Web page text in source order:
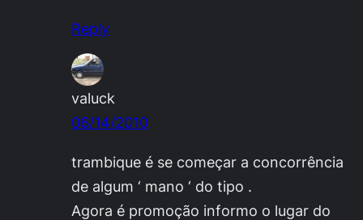
Reply
valuck
06/14/2010
trambique é se começar a concorrência
de algum ‘ mano ‘ do tipo .
Agora é promoção informo o lugar do